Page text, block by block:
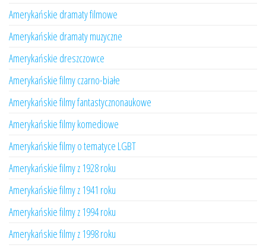
Amerykańskie dramaty filmowe
Amerykańskie dramaty muzyczne
Amerykańskie dreszczowce
Amerykańskie filmy czarno-białe
Amerykańskie filmy fantastycznonaukowe
Amerykańskie filmy komediowe
Amerykańskie filmy o tematyce LGBT
Amerykańskie filmy z 1928 roku
Amerykańskie filmy z 1941 roku
Amerykańskie filmy z 1994 roku
Amerykańskie filmy z 1998 roku